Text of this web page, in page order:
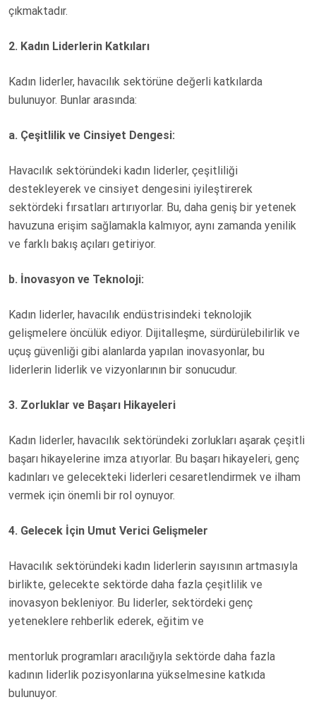
çıkmaktadır.
2. Kadın Liderlerin Katkıları
Kadın liderler, havacılık sektörüne değerli katkılarda
bulunuyor. Bunlar arasında:
a. Çeşitlilik ve Cinsiyet Dengesi:
Havacılık sektöründeki kadın liderler, çeşitliliği
destekleyerek ve cinsiyet dengesini iyileştirerek
sektördeki fırsatları artırıyorlar. Bu, daha geniş bir yetenek
havuzuna erişim sağlamakla kalmıyor, aynı zamanda yenilik
ve farklı bakış açıları getiriyor.
b. İnovasyon ve Teknoloji:
Kadın liderler, havacılık endüstrisindeki teknolojik
gelişmelere öncülük ediyor. Dijitalleşme, sürdürülebilirlik ve
uçuş güvenliği gibi alanlarda yapılan inovasyonlar, bu
liderlerin liderlik ve vizyonlarının bir sonucudur.
3. Zorluklar ve Başarı Hikayeleri
Kadın liderler, havacılık sektöründeki zorlukları aşarak çeşitli
başarı hikayelerine imza atıyorlar. Bu başarı hikayeleri, genç
kadınları ve gelecekteki liderleri cesaretlendirmek ve ilham
vermek için önemli bir rol oynuyor.
4. Gelecek İçin Umut Verici Gelişmeler
Havacılık sektöründeki kadın liderlerin sayısının artmasıyla
birlikte, gelecekte sektörde daha fazla çeşitlilik ve
inovasyon bekleniyor. Bu liderler, sektördeki genç
yeteneklere rehberlik ederek, eğitim ve
mentorluk programları aracılığıyla sektörde daha fazla
kadının liderlik pozisyonlarına yükselmesine katkıda
bulunuyor.